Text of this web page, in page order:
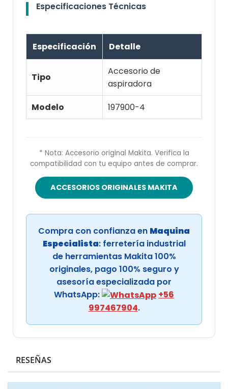
Especificaciones Técnicas
Especificación Detalle
Tipo
Accesorio de
aspiradora
Modelo
197900-4
* Nota: Accesorio original Makita. Verifica la
compatibilidad con tu equipo antes de comprar.
ACCESORIOS ORIGINALES MAKITA
Compra con confianza en Maquina
Especialista: ferretería industrial
de herramientas Makita 100%
originales, pago 100% seguro y
asesoría especializada por
WhatsApp:
+56
997467904.
RESEÑAS